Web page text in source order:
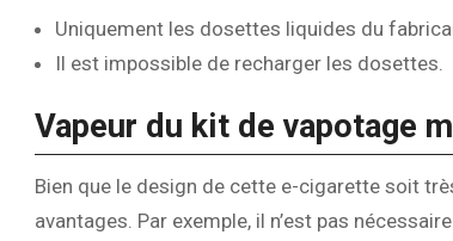
Uniquement les dosettes liquides du
Il est impossible de recharger les dosettes.
Vapeur du kit de vapotage
Bien que le design de cette e-cigarette soit
avantages. Par exemple, il n’est pas